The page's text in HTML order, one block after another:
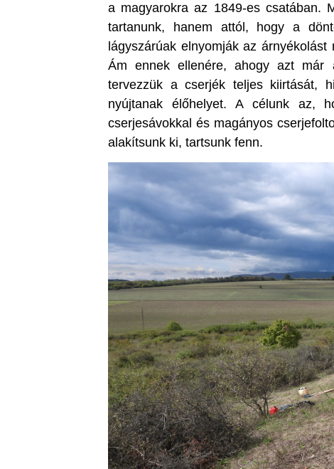
a magyarokra az 1849-es csatában.
tartanunk, hanem attól, hogy a
lágyszárúak elnyomják az
Ám ennek ellenére, ahogy azt már
tervezzük a cserjék teljes kiirtását,
nyújtanak élőhelyet. A célunk az,
cserjesávokkal és magányos
alakítsunk ki, tartsunk fenn.